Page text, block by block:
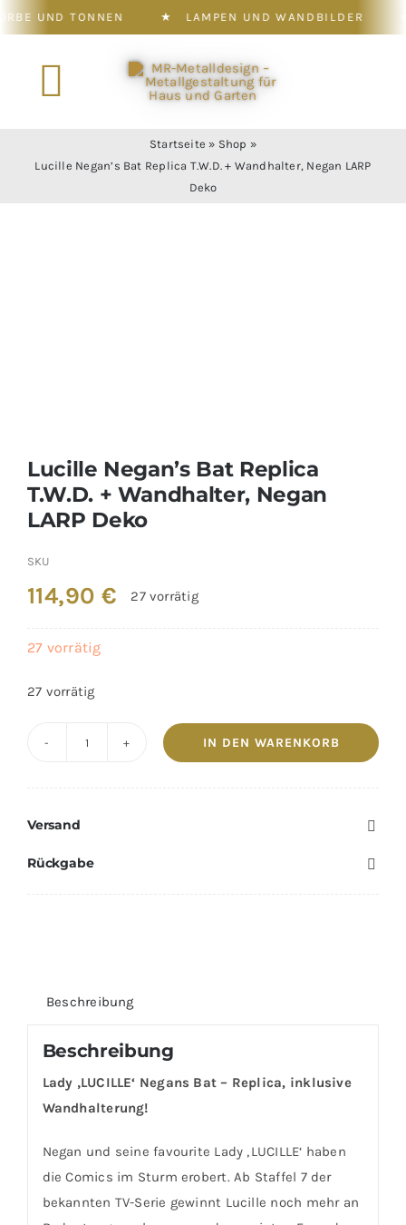
TONNEN ★ LAMPEN UND WANDBILDER ★
springenToggle
Navigation
Konfigurator
Startseite » Shop »
Lucille Negan’s Bat Replica T.W.D. + Wandhalter, Negan LARP
Deko
Lucille Negan’s Bat Replica
T.W.D. + Wandhalter, Negan
LARP Deko
SKU
114,90 € 27 vorrätig
27 vorrätig
27 vorrätig
Menge
IN DEN WARENKORB
Versand
Rückgabe
Beschreibung
Beschreibung
Lady ‚LUCILLE‘ Negans Bat – Replica, inklusive
Wandhalterung!
Negan und seine favourite Lady ‚LUCILLE‘ haben
die Comics im Sturm erobert. Ab Staffel 7 der
bekannten TV-Serie gewinnt Lucille noch mehr an